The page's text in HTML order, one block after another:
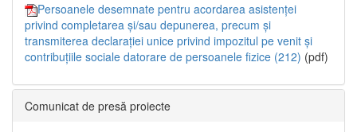
Persoanele desemnate pentru acordarea asistenței
privind completarea și/sau depunerea, precum și
transmiterea declarației unice privind impozitul pe venit și
contribuțiile sociale datorare de persoanele fizice (212) (pdf)
Comunicat de presă proiecte